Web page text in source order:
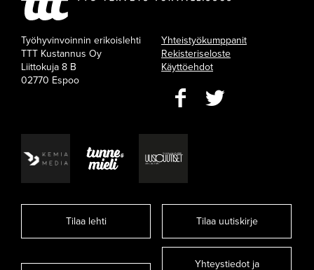
Työhyvinvoinnin erikoislehti
TTT Kustannus Oy
Liittokuja 8 B
02770 Espoo
Yhteistyökumppanit
Rekisteriseloste
Käyttöehdot
Tilaa lehti Tilaa uutiskirje
Yhteystiedot ja